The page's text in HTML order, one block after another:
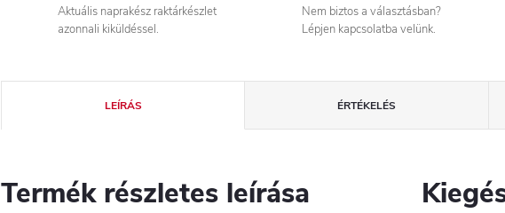
Aktuális naprakész raktárkészlet
azonnali kiküldéssel.
Nem biztos a választásban?
Lépjen kapcsolatba velünk.
LEÍRÁS ÉRTÉKELÉS
Termék részletes leírása